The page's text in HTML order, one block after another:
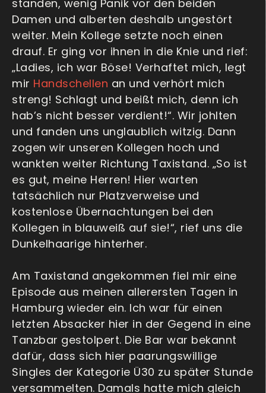
standen, wenig Panik vor den beiden
Damen und alberten deshalb ungestört
weiter. Mein Kollege setzte noch einen
drauf. Er ging vor ihnen in die Knie und rief:
„Ladies, ich war Böse! Verhaftet mich, legt
mir Handschellen an und verhört mich
streng! Schlagt und beißt mich, denn ich
hab’s nicht besser verdient!“. Wir johlten
und fanden uns unglaublich witzig. Dann
zogen wir unseren Kollegen hoch und
wankten weiter Richtung Taxistand. „So ist
es gut, meine Herren! Hier warten
tatsächlich nur Platzverweise und
kostenlose Übernachtungen bei den
Kollegen in blauweiß auf sie!“, rief uns die
Dunkelhaarige hinterher.
Am Taxistand angekommen fiel mir eine
Episode aus meinen allerersten Tagen in
Hamburg wieder ein. Ich war für einen
letzten Absacker hier in der Gegend in eine
Tanzbar gestolpert. Die Bar war bekannt
dafür, dass sich hier paarungswillige
Singles der Kategorie Ü30 zu später Stunde
versammelten. Damals hatte mich gleich